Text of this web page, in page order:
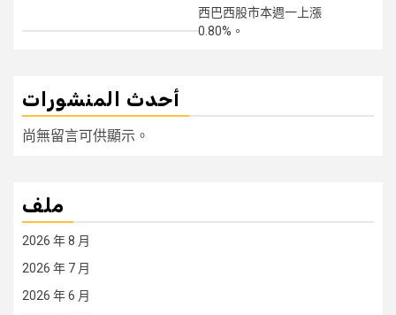
西巴西股市本週一上漲
0.80%。
أحدث المنشورات
尚無留言可供顯示。
ملف
2026 年 8 月
2026 年 7 月
2026 年 6 月